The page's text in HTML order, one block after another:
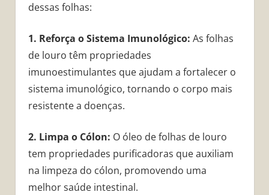
dessas folhas:
1. Reforça o Sistema Imunológico: As folhas
de louro têm propriedades
imunoestimulantes que ajudam a fortalecer o
sistema imunológico, tornando o corpo mais
resistente a doenças.
2. Limpa o Cólon: O óleo de folhas de louro
tem propriedades purificadoras que auxiliam
na limpeza do cólon, promovendo uma
melhor saúde intestinal.